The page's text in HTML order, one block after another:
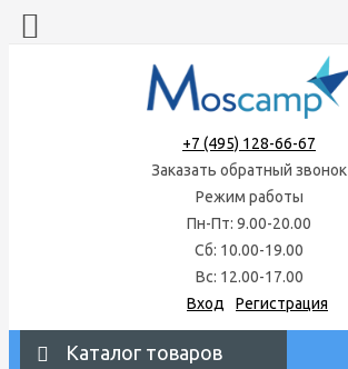
+7 (495) 128-66-67
Заказать обратный звонок
Режим работы
Пн-Пт: 9.00-20.00
Сб: 10.00-19.00
Вс: 12.00-17.00
Вход
Регистрация
Каталог товаров